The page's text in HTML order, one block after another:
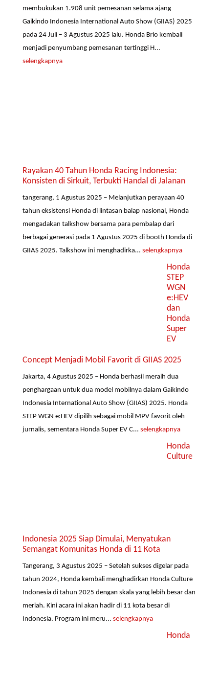
membukukan 1.908 unit pemesanan selama ajang
Gaikindo Indonesia International Auto Show (GIIAS) 2025
pada 24 Juli – 3 Agustus 2025 lalu. Honda Brio kembali
menjadi penyumbang pemesanan tertinggi H...
selengkapnya
Rayakan 40 Tahun Honda Racing Indonesia:
Konsisten di Sirkuit, Terbukti Handal di Jalanan
tangerang, 1 Agustus 2025 – Melanjutkan perayaan 40
tahun eksistensi Honda di lintasan balap nasional, Honda
mengadakan talkshow bersama para pembalap dari
berbagai generasi pada 1 Agustus 2025 di booth Honda di
GIIAS 2025. Talkshow ini menghadirka...selengkapnya
Honda
STEP
WGN
e:HEV
dan
Honda
Super
EV
Concept Menjadi Mobil Favorit di GIIAS 2025
Jakarta, 4 Agustus 2025 – Honda berhasil meraih dua
penghargaan untuk dua model mobilnya dalam Gaikindo
Indonesia International Auto Show (GIIAS) 2025. Honda
STEP WGN e:HEV dipilih sebagai mobil MPV favorit oleh
jurnalis, sementara Honda Super EV C...selengkapnya
Honda
Culture
Indonesia 2025 Siap Dimulai, Menyatukan
Semangat Komunitas Honda di 11 Kota
Tangerang, 3 Agustus 2025 – Setelah sukses digelar pada
tahun 2024, Honda kembali menghadirkan Honda Culture
Indonesia di tahun 2025 dengan skala yang lebih besar dan
meriah. Kini acara ini akan hadir di 11 kota besar di
Indonesia. Program ini meru...selengkapnya
Honda